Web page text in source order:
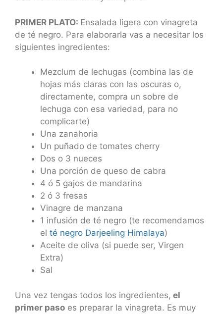
PRIMER PLATO: Ensalada ligera con vinagreta
de té negro. Para elaborarla vas a necesitar los
siguientes ingredientes:
Mezclum de lechugas (combina las de
hojas más claras con las oscuras o,
directamente, compra un sobre de
lechuga con esa variedad, para no
complicarte)
Una zanahoria
Un puñado de tomates cherry
Dos o 3 nueces
Una porción de queso de cabra
4 ó 5 gajos de mandarina
2 ó 3 fresas
Vinagre de manzana
1 infusión de té negro (te recomendamos
el té negro Darjeeling Himalaya)
Aceite de oliva (si puede ser, Virgen
Extra)
Sal
Una vez tengas todos los ingredientes, el
primer paso es preparar la vinagreta. Es muy